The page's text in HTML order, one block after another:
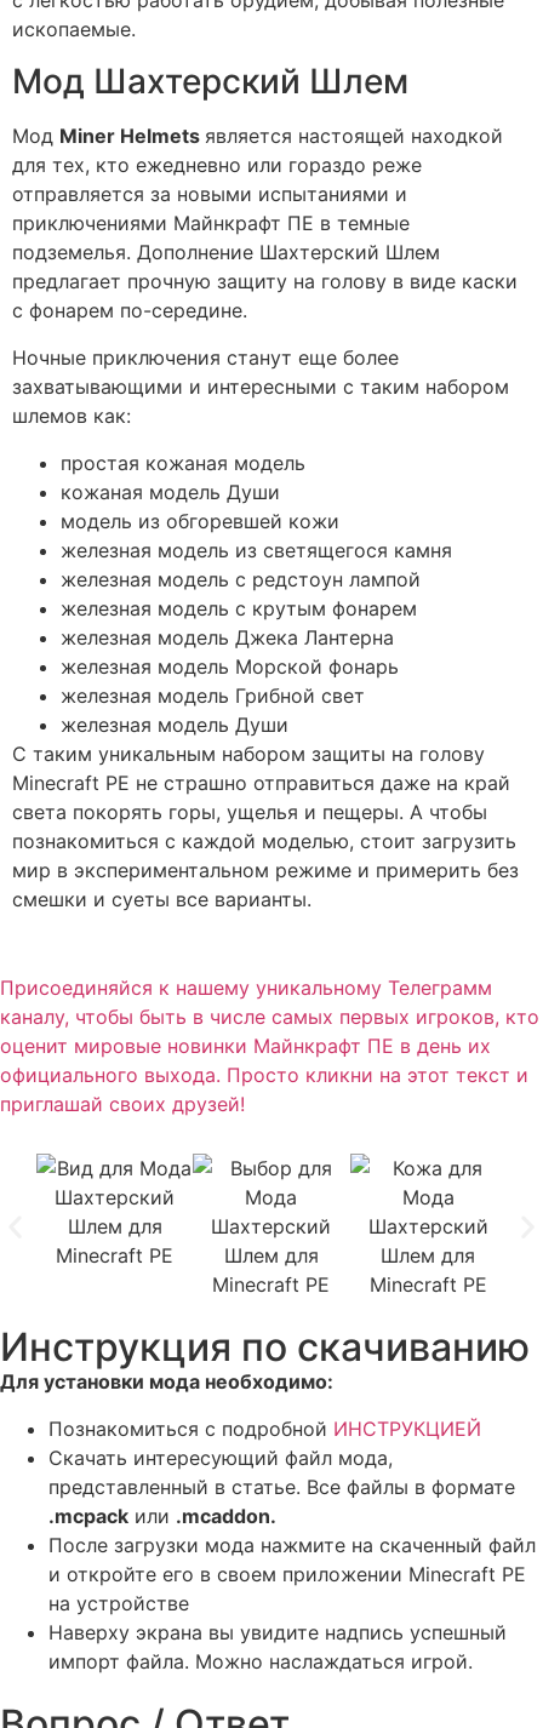
ископаемые.
Мод Шахтерский Шлем
Мод Miner Helmets является настоящей находкой
для тех, кто ежедневно или гораздо реже
отправляется за новыми испытаниями и
приключениями Майнкрафт ПЕ в темные
подземелья. Дополнение Шахтерский Шлем
предлагает прочную защиту на голову в виде каски
с фонарем по-середине.
Ночные приключения станут еще более
захватывающими и интересными с таким набором
шлемов как:
простая кожаная модель
кожаная модель Души
модель из обгоревшей кожи
железная модель из светящегося камня
железная модель с редстоун лампой
железная модель с крутым фонарем
железная модель Джека Лантерна
железная модель Морской фонарь
железная модель Грибной свет
железная модель Души
С таким уникальным набором защиты на голову
Minecraft PE не страшно отправиться даже на край
света покорять горы, ущелья и пещеры. А чтобы
познакомиться с каждой моделью, стоит загрузить
мир в экспериментальном режиме и примерить без
смешки и суеты все варианты.
Присоединяйся к нашему уникальному Телеграмм
каналу, чтобы быть в числе самых первых игроков, кто
оценит мировые новинки Майнкрафт ПЕ в день их
официального выхода. Просто кликни на этот текст и
приглашай своих друзей!
Инструкция по скачиванию
Для установки мода необходимо:
Познакомиться с подробной ИНСТРУКЦИЕЙ
Скачать интересующий файл мода,
представленный в статье. Все файлы в формате
.mcpack или .mcaddon.
После загрузки мода нажмите на скаченный файл
и откройте его в своем приложении Minecraft PE
на устройстве
Наверху экрана вы увидите надпись успешный
импорт файла. Можно наслаждаться игрой.